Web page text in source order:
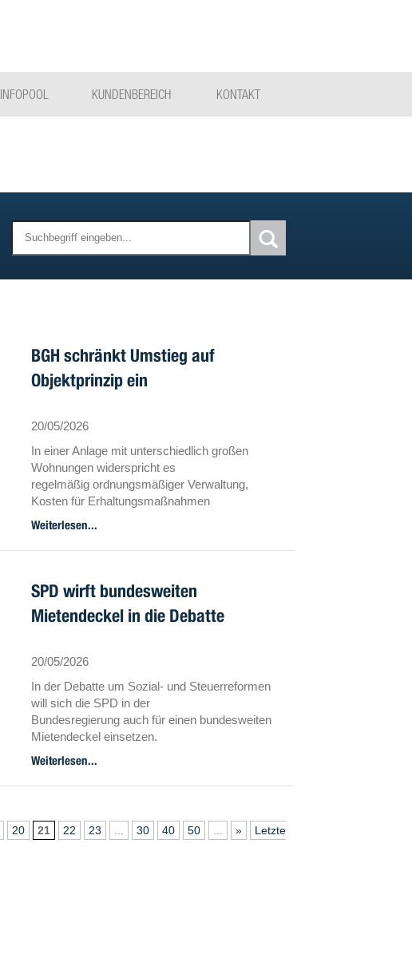
INFOPOOL KUNDENBEREICH KONTAKT
BGH schränkt Umstieg auf
Objektprinzip ein
20/05/2026
In einer Anlage mit unterschiedlich großen
Wohnungen widerspricht es
regelmäßig ordnungsmäßiger Verwaltung,
Kosten für Erhaltungsmaßnahmen
per Mehrheitsbeschluss nach Einheiten
(Objektprinzip) zu verteilen,
wenn eine Kostenverteilung nach Wohnfläche
vereinbart ist.
Weiterlesen...
SPD wirft bundesweiten
Mietendeckel in die Debatte
20/05/2026
In der Debatte um Sozial- und Steuerreformen
will sich die SPD in der
Bundesregierung auch für einen bundesweiten
Mietendeckel einsetzen.
Gerade diese Form der Regulierung hätte laut
Wissenschaftlern
erhebliche Nachteile auf den Wohnungsmarkt.
Weiterlesen...
20 21 22 23 30 40 50 »
Letzte